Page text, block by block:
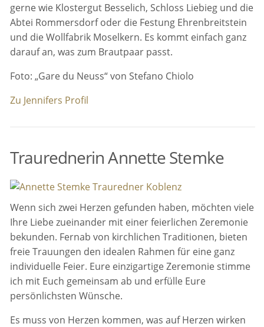
gerne wie Klostergut Besselich, Schloss Liebieg und die
Abtei Rommersdorf oder die Festung Ehrenbreitstein
und die Wollfabrik Moselkern. Es kommt einfach ganz
darauf an, was zum Brautpaar passt.
Foto: „Gare du Neuss“ von Stefano Chiolo
Zu Jennifers Profil
Traurednerin Annette Stemke
Wenn sich zwei Herzen gefunden haben, möchten viele
Ihre Liebe zueinander mit einer feierlichen Zeremonie
bekunden. Fernab von kirchlichen Traditionen, bieten
freie Trauungen den idealen Rahmen für eine ganz
individuelle Feier. Eure einzigartige Zeremonie stimme
ich mit Euch gemeinsam ab und erfülle Eure
persönlichsten Wünsche.
Es muss von Herzen kommen, was auf Herzen wirken